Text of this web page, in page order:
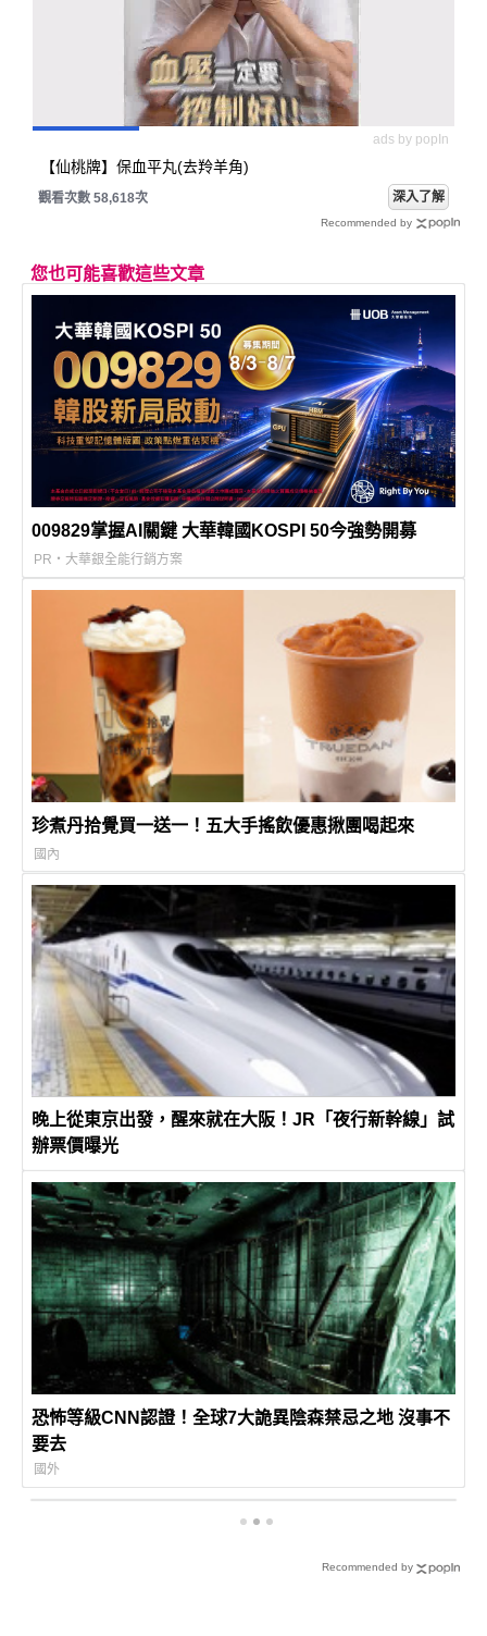
ads by popIn
【仙桃牌】保血平丸(去羚羊角)
觀看次數 58,618次 深入了解
Recommended by
您也可能喜歡這些文章
009829掌握AI關鍵 大華韓國KOSPI 50今強勢開募
PR・大華銀全能行銷方案
珍煮丹拾覺買一送一！五大手搖飲優惠揪團喝起來
國內
晚上從東京出發，醒來就在大阪！JR「夜行新幹線」試
辦票價曝光
恐怖等級CNN認證！全球7大詭異陰森禁忌之地 沒事不
要去
國外
Recommended by